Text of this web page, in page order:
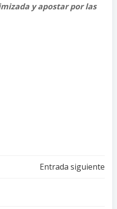
y apostar por las
Navegación
Entrada siguiente